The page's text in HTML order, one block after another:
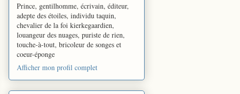
Prince, gentilhomme, écrivain, éditeur,
adepte des étoiles, individu taquin,
chevalier de la foi kierkegaardien,
louangeur des nuages, puriste de rien,
touche-à-tout, bricoleur de songes et
coeur-éponge
Afficher mon profil complet